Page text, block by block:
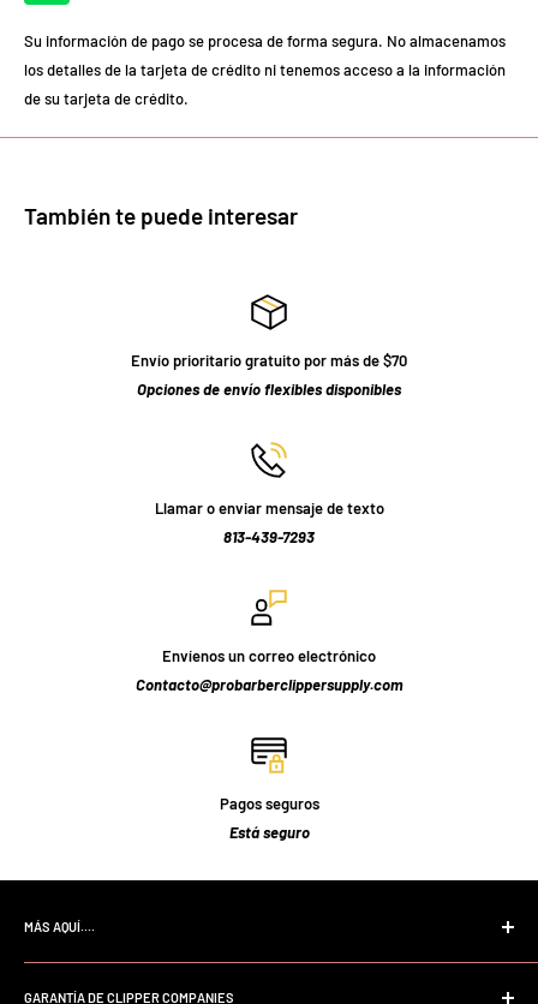
Su información de pago se procesa de forma segura. No almacenamos
los detalles de la tarjeta de crédito ni tenemos acceso a la información
de su tarjeta de crédito.
También te puede interesar
Envío prioritario gratuito por más de $70
Opciones de envío flexibles disponibles
Llamar o enviar mensaje de texto
813-439-7293
Envíenos un correo electrónico
Contacto@probarberclippersupply.com
Pagos seguros
Está seguro
MÁS AQUÍ....
Página de inicio
GARANTÍA DE CLIPPER COMPANIES